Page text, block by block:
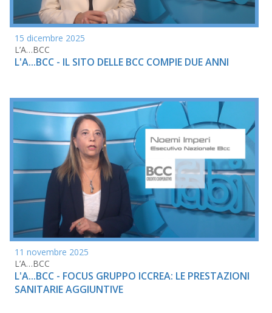
15 dicembre 2025
L’A…BCC
L'A...BCC - IL SITO DELLE BCC COMPIE DUE ANNI
11 novembre 2025
L’A…BCC
L'A...BCC - FOCUS GRUPPO ICCREA: LE PRESTAZIONI
SANITARIE AGGIUNTIVE